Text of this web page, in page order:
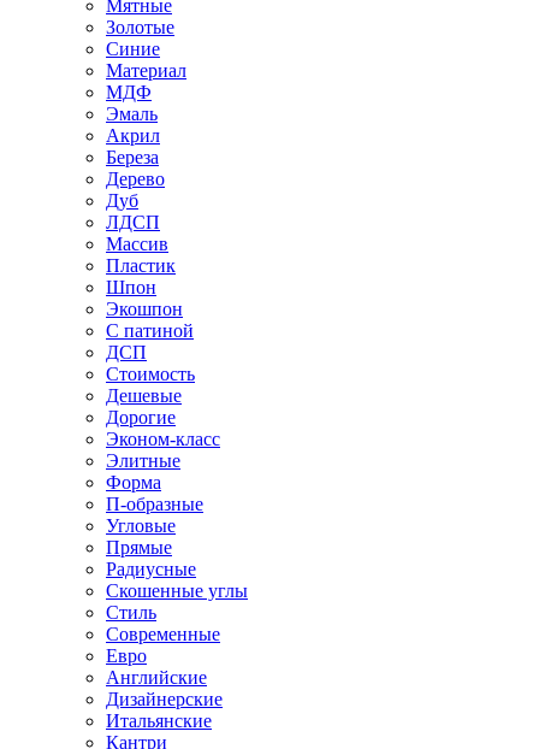
Мятные
Золотые
Синие
Материал
МДФ
Эмаль
Акрил
Береза
Дерево
Дуб
ЛДСП
Массив
Пластик
Шпон
Экошпон
С патиной
ДСП
Стоимость
Дешевые
Дорогие
Эконом-класс
Элитные
Форма
П-образные
Угловые
Прямые
Радиусные
Скошенные углы
Стиль
Современные
Евро
Английские
Дизайнерские
Итальянские
Кантри